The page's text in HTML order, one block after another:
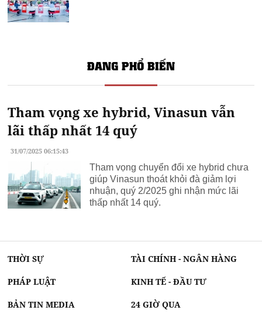
ĐANG PHỔ BIẾN
Tham vọng xe hybrid, Vinasun vẫn
lãi thấp nhất 14 quý
31/07/2025 06:15:43
Tham vọng chuyển đổi xe hybrid chưa
giúp Vinasun thoát khỏi đà giảm lợi
nhuận, quý 2/2025 ghi nhận mức lãi
thấp nhất 14 quý.
THỜI SỰ TÀI CHÍNH - NGÂN HÀNG
PHÁP LUẬT KINH TẾ - ĐẦU TƯ
BẢN TIN MEDIA 24 GIỜ QUA